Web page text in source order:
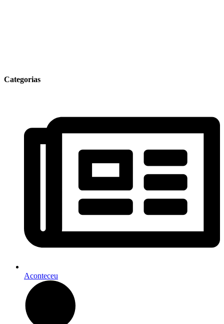
Categorias
Aconteceu